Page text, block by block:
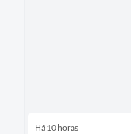
Há 10 horas